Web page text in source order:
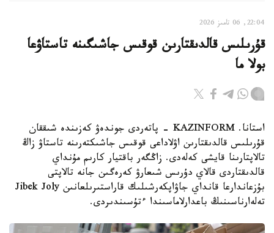
22:04, 06 تامىز 2026
قۇرىلىس قالدىقتارىن قوقىس جاشىگىنە تاستاۋعا
بولا ما
استانا. KAZINFORM - پاتەردى جوندەۋ كەزىندە شىققان
قۇرىلىس قالدىقتارىن اۋلاداعى قوقىس جاشىكتەرىنە تاستاۋ زاڭ
تالاپتارىنا قايشى كەلەدى. زاڭگەر باقتيار كارىم مۇنداي
قالدىقتاردى قالاي دۇرىس شىعارۋ كەرەگىن جانە تالاپتى
بۇزعاندارعا قانداي جاۋاپكەرشىلىك قاراستىرىلعانىن Jibek Joly
تەلەارناسىنىڭ باعدارلاماسىندا ءتۇسىندىردى.